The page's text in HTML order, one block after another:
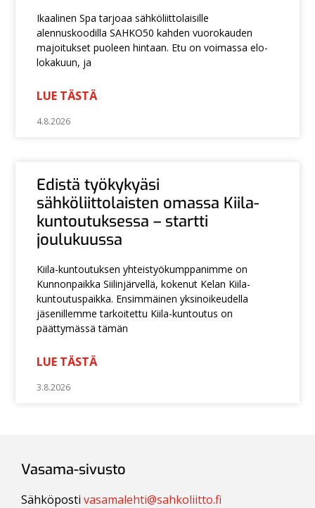
Ikaalinen Spa tarjoaa sähköliittolaisille
alennuskoodilla SAHKO50 kahden vuorokauden
majoitukset puoleen hintaan. Etu on voimassa elo-
lokakuun, ja
LUE TÄSTÄ
4.8.2026
Edistä työkykyäsi
sähköliittolaisten omassa Kiila-
kuntoutuksessa – startti
joulukuussa
Kiila-kuntoutuksen yhteistyökumppanimme on
Kunnonpaikka Siilinjärvellä, kokenut Kelan Kiila-
kuntoutuspaikka. Ensimmäinen yksinoikeudella
jäsenillemme tarkoitettu Kiila-kuntoutus on
päättymässä tämän
LUE TÄSTÄ
3.8.2026
Vasama-sivusto
Sähköpostivasamalehti@sahkoliitto.fi